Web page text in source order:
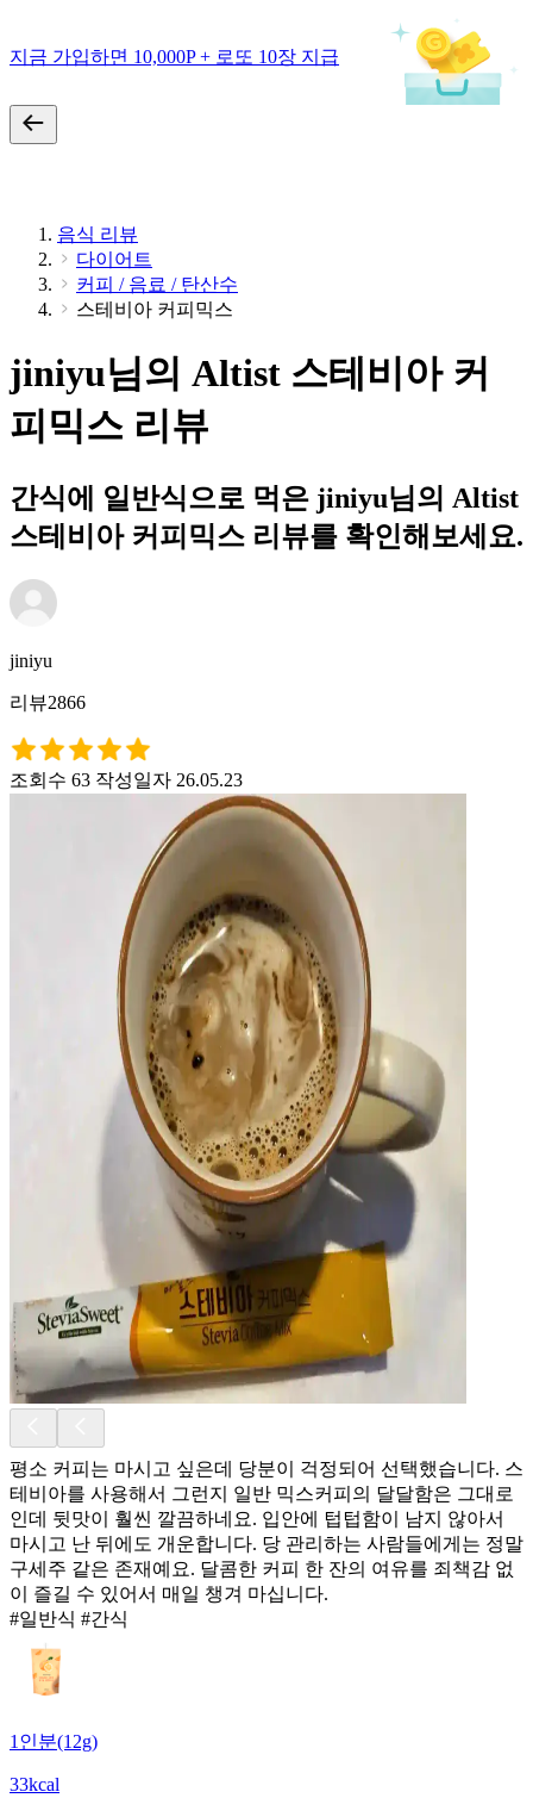
지금 가입하면 10,000P + 로또 10장 지급
음식 리뷰
다이어트
커피 / 음료 / 탄산수
스테비아 커피믹스
jiniyu님의 Altist 스테비아 커
피믹스 리뷰
간식에 일반식으로 먹은 jiniyu님의 Altist
스테비아 커피믹스 리뷰를 확인해보세요.
jiniyu
리뷰2866
조회수 63 작성일자 26.05.23
평소 커피는 마시고 싶은데 당분이 걱정되어 선택했습니다. 스
테비아를 사용해서 그런지 일반 믹스커피의 달달함은 그대로
인데 뒷맛이 훨씬 깔끔하네요. 입안에 텁텁함이 남지 않아서
마시고 난 뒤에도 개운합니다. 당 관리하는 사람들에게는 정말
구세주 같은 존재예요. 달콤한 커피 한 잔의 여유를 죄책감 없
이 즐길 수 있어서 매일 챙겨 마십니다.
#일반식 #간식
1인분(12g)
33kcal